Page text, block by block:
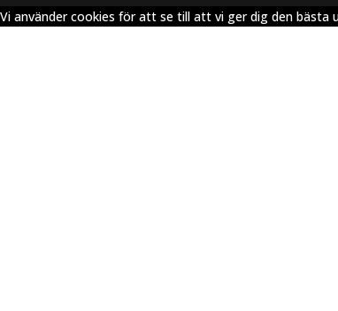
Vi använder cookies för att se till att vi ger dig den